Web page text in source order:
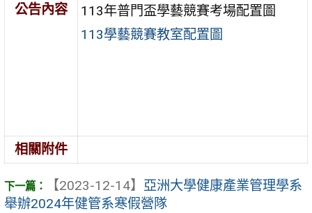
公告內容
113年普門盃學藝競賽考場配置圖
113學藝競賽教室配置圖
相關附件
【2023-12-14】 亞洲大學健康產業管理學系
舉辦2024年健管系寒假營隊